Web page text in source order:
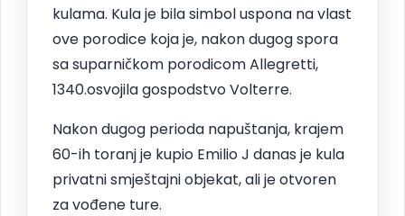
kulama. Kula je bila simbol uspona na vlast
ove porodice koja je, nakon dugog spora
sa suparničkom porodicom Allegretti,
1340.osvojila gospodstvo Volterre.
Nakon dugog perioda napuštanja, krajem
60-ih toranj je kupio Emilio J danas je kula
privatni smještajni objekat, ali je otvoren
za vođene ture.